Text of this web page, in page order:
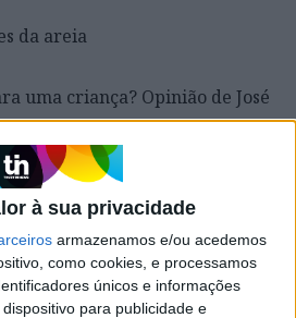
à sua privacidade
armazenamos e/ou acedemos
como cookies, e processamos
únicos e informações
para publicidade e
da areia
uma criança? Opinião de José